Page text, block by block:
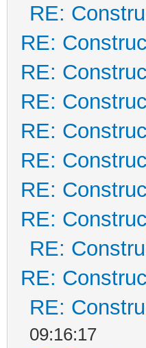
RE:
RE:
RE:
RE:
RE:
RE:
RE:
RE:
RE:
RE:
RE:
09:16:17